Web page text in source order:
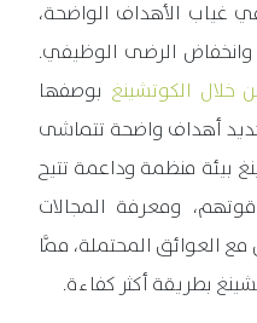
غياب الأهداف الواضحة،
وانخفاض الرضى الوظيفي.
خلال الكوتشينغ بوصفها
أهداف واضحة تتماشى
بيئة منظمة وداعمة تتيح
ومعرفة المجالات
مع العوائق المحتملة، ممَّا
بطريقة أكثر كفاءة.